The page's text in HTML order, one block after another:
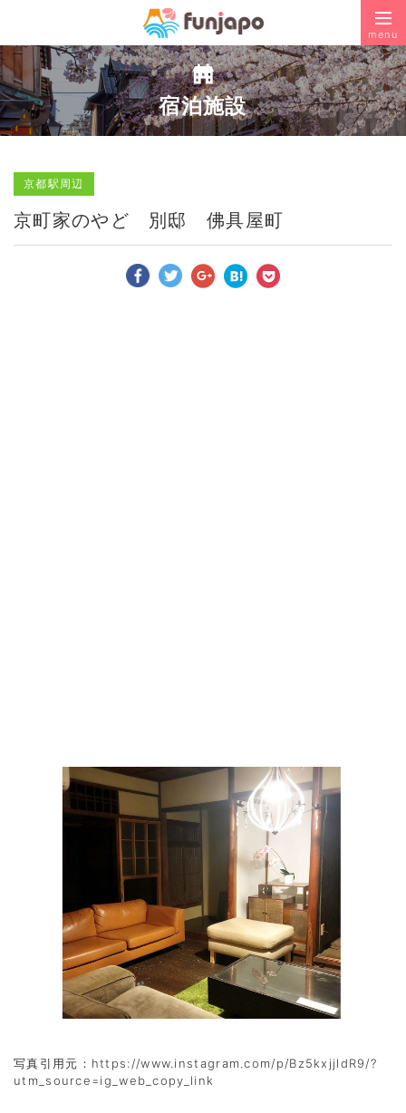
menu
宿泊施設
京都駅周辺
京町家のやど 別邸 佛具屋町
写真引用元：https://www.instagram.com/p/Bz5kxjjldR9/?
utm_source=ig_web_copy_link